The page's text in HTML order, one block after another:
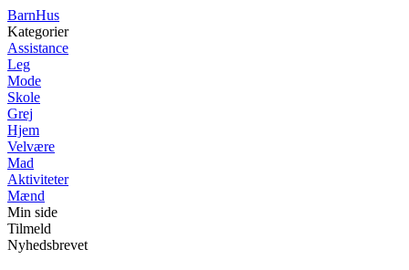
BarnHus
Kategorier
Assistance
Leg
Mode
Skole
Grej
Hjem
Velvære
Mad
Aktiviteter
Mænd
Min side
Tilmeld
Nyhedsbrevet